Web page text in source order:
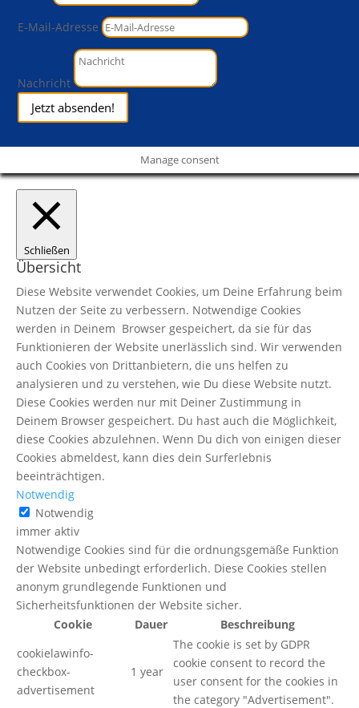
E-Mail-Adresse
Nachricht
Jetzt absenden!
Manage consent
Schließen
Übersicht
Diese Website verwendet Cookies, um Deine Erfahrung beim
Nutzen der Seite zu verbessern. Notwendige Cookies
werden in Deinem Browser gespeichert, da sie für das
Funktionieren der Website unerlässlich sind. Wir verwenden
auch Cookies von Drittanbietern, die uns helfen zu
analysieren und zu verstehen, wie Du diese Website nutzt.
Diese Cookies werden nur mit Deiner Zustimmung in
Deinem Browser gespeichert. Du hast auch die Möglichkeit,
diese Cookies abzulehnen. Wenn Du dich von einigen dieser
Cookies abmeldest, kann dies dein Surferlebnis
beeinträchtigen.
Notwendig
Notwendig
immer aktiv
Notwendige Cookies sind für die ordnungsgemäße Funktion
der Website unbedingt erforderlich. Diese Cookies stellen
anonym grundlegende Funktionen und
Sicherheitsfunktionen der Website sicher.
Cookie
Dauer
Beschreibung
cookielawinfo-
checkbox-
advertisement
1 year
The cookie is set by GDPR
cookie consent to record the
user consent for the cookies in
the category "Advertisement".